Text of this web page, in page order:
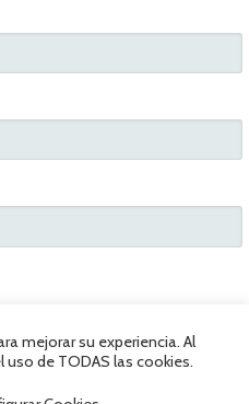
privacidad
mejorar su experiencia. Al
uso de TODAS las cookies.